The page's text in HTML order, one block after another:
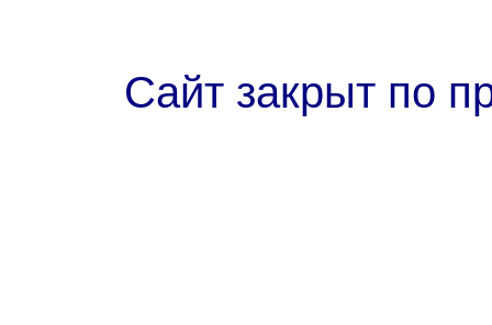
Сайт закрыт по